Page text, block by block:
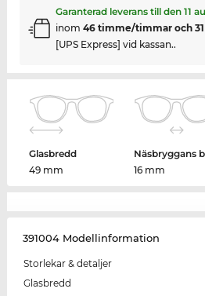
Garanterad leverans till den 11
inom 46 timme/timmar och
[UPS Express] vid kassan..
Glasbredd
49 mm
Näsbryggans
16 mm
391004 Modellinformation
Storlekar & detaljer
Glasbredd